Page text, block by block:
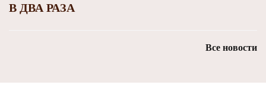
В ДВА РАЗА
Все новости